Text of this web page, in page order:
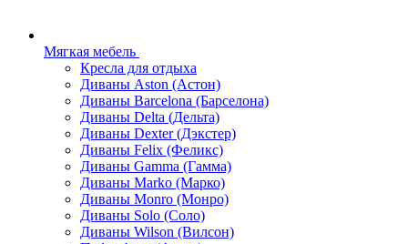
Мягкая мебель
Кресла для отдыха
Диваны Aston (Астон)
Диваны Barcelona (Барселона)
Диваны Delta (Дельта)
Диваны Dexter (Дэкстер)
Диваны Felix (Феликс)
Диваны Gamma (Гамма)
Диваны Marko (Марко)
Диваны Monro (Монро)
Диваны Solo (Соло)
Диваны Wilson (Вилсон)